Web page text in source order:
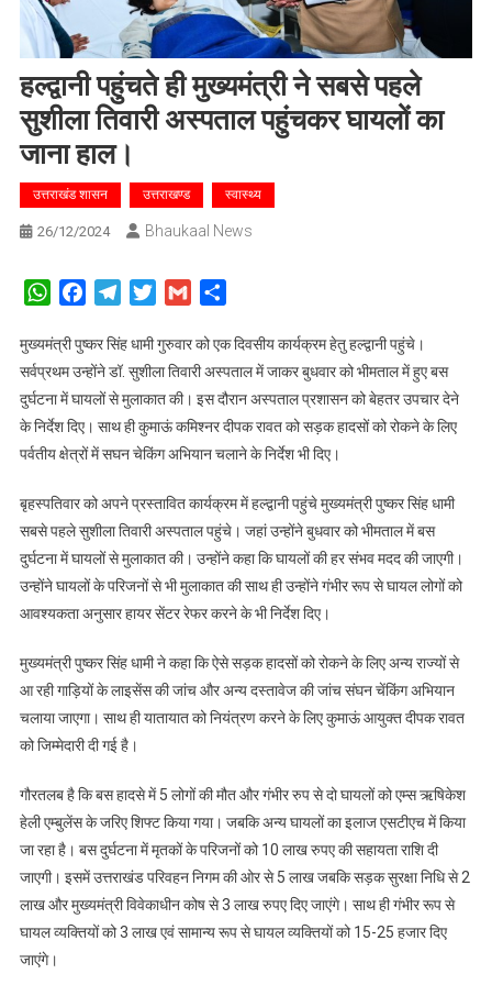
हल्द्वानी पहुंचते ही मुख्यमंत्री ने सबसे पहले
सुशीला तिवारी अस्पताल पहुंचकर घायलों का
जाना हाल।
उत्तराखंड शासन उत्तराखण्ड स्वास्थ्य
26/12/2024 Bhaukaal News
WhatsAppFacebookTelegramTwitterGmail
मुख्यमंत्री पुष्कर सिंह धामी गुरुवार को एक दिवसीय कार्यक्रम हेतु हल्द्वानी पहुंचे।
सर्वप्रथम उन्होंने डॉ. सुशीला तिवारी अस्पताल में जाकर बुधवार को भीमताल में हुए बस
दुर्घटना में घायलों से मुलाकात की। इस दौरान अस्पताल प्रशासन को बेहतर उपचार देने
के निर्देश दिए। साथ ही कुमाऊं कमिश्नर दीपक रावत को सड़क हादसों को रोकने के लिए
पर्वतीय क्षेत्रों में सघन चेकिंग अभियान चलाने के निर्देश भी दिए।
बृहस्पतिवार को अपने प्रस्तावित कार्यक्रम में हल्द्वानी पहुंचे मुख्यमंत्री पुष्कर सिंह धामी
सबसे पहले सुशीला तिवारी अस्पताल पहुंचे। जहां उन्होंने बुधवार को भीमताल में बस
दुर्घटना में घायलों से मुलाकात की। उन्होंने कहा कि घायलों की हर संभव मदद की जाएगी।
उन्होंने घायलों के परिजनों से भी मुलाकात की साथ ही उन्होंने गंभीर रूप से घायल लोगों को
आवश्यकता अनुसार हायर सेंटर रेफर करने के भी निर्देश दिए।
मुख्यमंत्री पुष्कर सिंह धामी ने कहा कि ऐसे सड़क हादसों को रोकने के लिए अन्य राज्यों से
आ रही गाड़ियों के लाइसेंस की जांच और अन्य दस्तावेज की जांच संघन चेंकिंग अभियान
चलाया जाएगा। साथ ही यातायात को नियंत्रण करने के लिए कुमाऊं आयुक्त दीपक रावत
को जिम्मेदारी दी गई है।
गौरतलब है कि बस हादसे में 5 लोगों की मौत और गंभीर रुप से दो घायलों को एम्स ऋषिकेश
हेली एम्बुलेंस के जरिए शिफ्ट किया गया। जबकि अन्य घायलों का इलाज एसटीएच में किया
जा रहा है। बस दुर्घटना में मृतकों के परिजनों को 10 लाख रुपए की सहायता राशि दी
जाएगी। इसमें उत्तराखंड परिवहन निगम की ओर से 5 लाख जबकि सड़क सुरक्षा निधि से 2
लाख और मुख्यमंत्री विवेकाधीन कोष से 3 लाख रुपए दिए जाएंगे। साथ ही गंभीर रूप से
घायल व्यक्तियों को 3 लाख एवं सामान्य रूप से घायल व्यक्तियों को 15-25 हजार दिए
जाएंगे।